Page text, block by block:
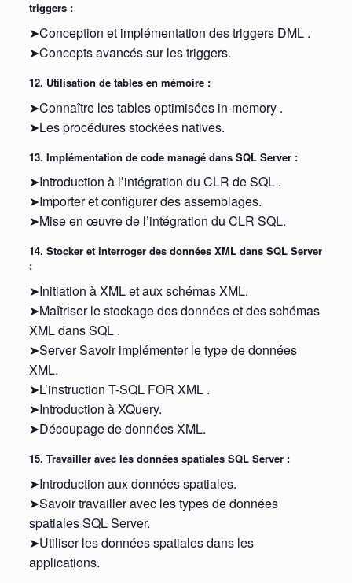
triggers :
➤Conception et implémentation des triggers DML .
➤Concepts avancés sur les triggers.
12. Utilisation de tables en mémoire :
➤Connaître les tables optimisées in-memory .
➤Les procédures stockées natives.
13. Implémentation de code managé dans SQL Server :
➤Introduction à l’intégration du CLR de SQL .
➤Importer et configurer des assemblages.
➤Mise en œuvre de l’intégration du CLR SQL.
14. Stocker et interroger des données XML dans SQL Server
:
➤Initiation à XML et aux schémas XML.
➤Maîtriser le stockage des données et des schémas
XML dans SQL .
➤Server Savoir implémenter le type de données
XML.
➤L’instruction T-SQL FOR XML .
➤Introduction à XQuery.
➤Découpage de données XML.
15. Travailler avec les données spatiales SQL Server :
➤Introduction aux données spatiales.
➤Savoir travailler avec les types de données
spatiales SQL Server.
➤Utiliser les données spatiales dans les
applications.